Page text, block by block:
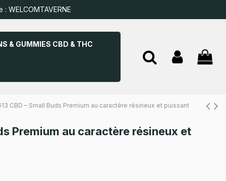
: WELCOMTAVERNE
& GUMMIES CBD & THC
CBD – Small Buds Premium au caractère résineux et puissant
Premium au caractère résineux et